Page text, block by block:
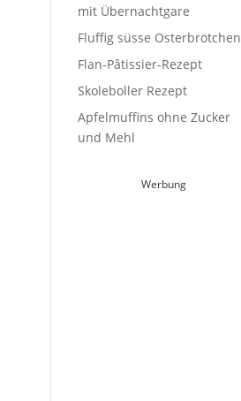
mit Übernachtgare
Fluffig süsse Osterbrötchen
Flan-Pâtissier-Rezept
Skoleboller Rezept
Apfelmuffins ohne Zucker
und Mehl
Werbung